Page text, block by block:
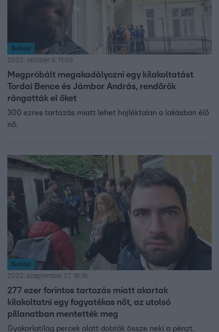
Belföld
2022. október 6. 11:06
Megpróbált megakadályozni egy kilakoltatást
Tordai Bence és Jámbor András, rendőrök
rángatták el őket
300 ezres tartozás miatt lehet hajléktalan a lakásban élő
nő.
Belföld
2022. szeptember 27. 18:18
277 ezer forintos tartozás miatt akartak
kilakoltatni egy fogyatékos nőt, az utolsó
pillanatban mentették meg
Gyakorlatilag percek alatt dobták össze neki a pénzt.